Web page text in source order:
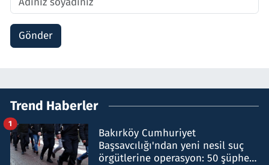
Gönder
Trend Haberler
Bakırköy Cumhuriyet
Başsavcılığı'ndan yeni nesil suç
örgütlerine operasyon: 50 şüpheli
1